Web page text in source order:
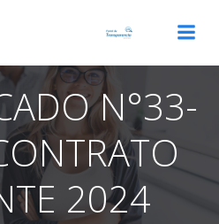
N°33-
2024